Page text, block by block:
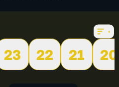
23 22 21
20